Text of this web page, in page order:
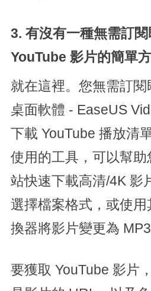
3. 有沒有一種無需訂
YouTube 影片的簡單
就在這裡。您無需訂閱
桌面軟體 - EaseUS
下載 YouTube 播放清
使用的工具，可以幫助
站快速下載高清/4K 影
選擇檔案格式，或使
換器將影片變更為 MP3
要獲取 YouTube 影片